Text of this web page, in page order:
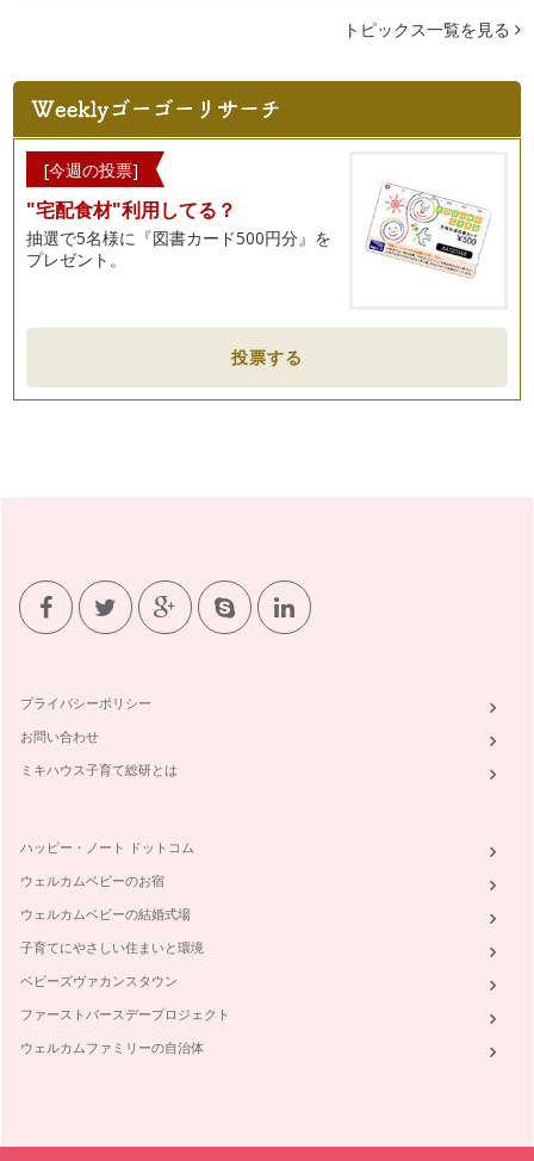
前回は、片付けを「子どもに伝える」ということをお伝えしま
子どもに伝えるお片づけ
これまで、片付けの基本の考え方を、お伝えしてきました。さ
て、今回からは、「子どもの片付け」…
使うモノを選ぶ
これまで、モノを使いやすくしまう方法について、お伝えして
きました。さて、ここで、「しまう」…
って、お伝えしています。 …
これまで、「使いやすく、しまう」ために、「モノの使い方を
「片付け＝元に戻す」であることは、前回お話しました。 で
は、…
屋」や、「雑誌に載ってい…
お片付けの、ハッピー効果
「収納が苦手」「主婦なのに片付けができない」とお悩みの方
が、多くいらっしゃいます。 …
トピックス一覧を見る
[今週の投票]
"宅配食材"利用してる？
抽選で5名様に『図書カード500円分』を
プレゼント。
投票する
プライバシーポリシー
お問い合わせ
ミキハウス子育て総研とは
ハッピー・ノート ドットコム
ウェルカムベビーのお宿
ウェルカムベビーの結婚式場
子育てにやさしい住まいと環境
ベビーズヴァカンスタウン
ファーストバースデープロジェクト
ウェルカムファミリーの自治体